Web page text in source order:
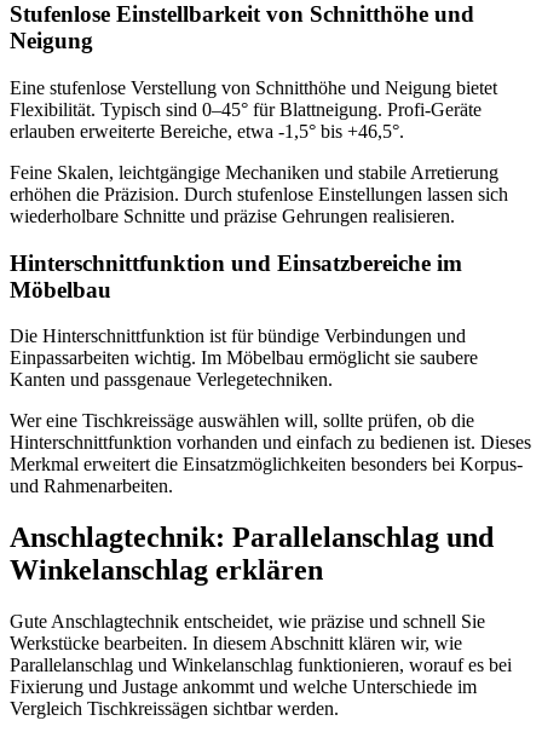
Stufenlose Einstellbarkeit von Schnitthöhe und
Neigung
Eine stufenlose Verstellung von Schnitthöhe und Neigung bietet
Flexibilität. Typisch sind 0–45° für Blattneigung. Profi-Geräte
erlauben erweiterte Bereiche, etwa -1,5° bis +46,5°.
Feine Skalen, leichtgängige Mechaniken und stabile Arretierung
erhöhen die Präzision. Durch stufenlose Einstellungen lassen sich
wiederholbare Schnitte und präzise Gehrungen realisieren.
Hinterschnittfunktion und Einsatzbereiche im
Möbelbau
Die Hinterschnittfunktion ist für bündige Verbindungen und
Einpassarbeiten wichtig. Im Möbelbau ermöglicht sie saubere
Kanten und passgenaue Verlegetechniken.
Wer eine Tischkreissäge auswählen will, sollte prüfen, ob die
Hinterschnittfunktion vorhanden und einfach zu bedienen ist. Dieses
Merkmal erweitert die Einsatzmöglichkeiten besonders bei Korpus-
und Rahmenarbeiten.
Anschlagtechnik: Parallelanschlag und
Winkelanschlag erklären
Gute Anschlagtechnik entscheidet, wie präzise und schnell Sie
Werkstücke bearbeiten. In diesem Abschnitt klären wir, wie
Parallelanschlag und Winkelanschlag funktionieren, worauf es bei
Fixierung und Justage ankommt und welche Unterschiede im
Vergleich Tischkreissägen sichtbar werden.